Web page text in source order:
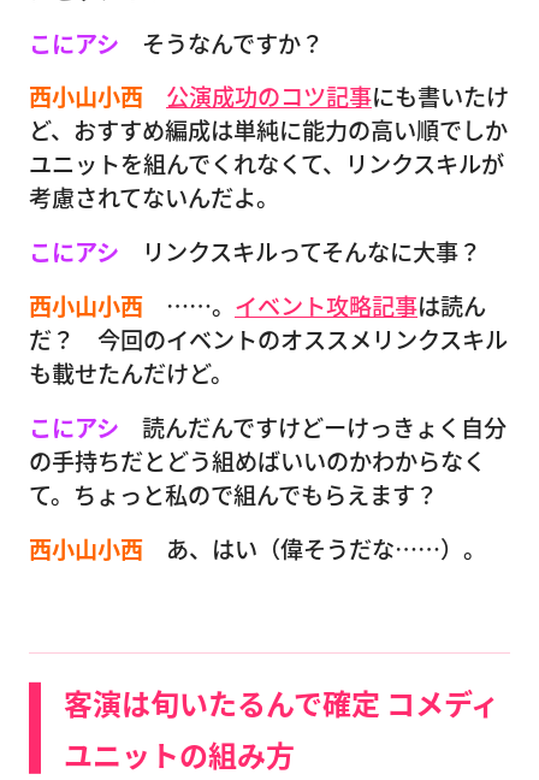
こにアシ そうなんですか？
西小山小西
公演成功のコツ記事にも書いたけ
ど、おすすめ編成は単純に能力の高い順でしか
ユニットを組んでくれなくて、リンクスキルが
考慮されてないんだよ。
こにアシ リンクスキルってそんなに大事？
西小山小西 ……。 イベント攻略記事は読ん
だ？ 今回のイベントのオススメリンクスキル
も載せたんだけど。
こにアシ 読んだんですけどーけっきょく自分
の手持ちだとどう組めばいいのかわからなく
て。ちょっと私ので組んでもらえます？
西小山小西 あ、はい（偉そうだな……）。
客演は旬いたるんで確定 コメディ
ユニットの組み方